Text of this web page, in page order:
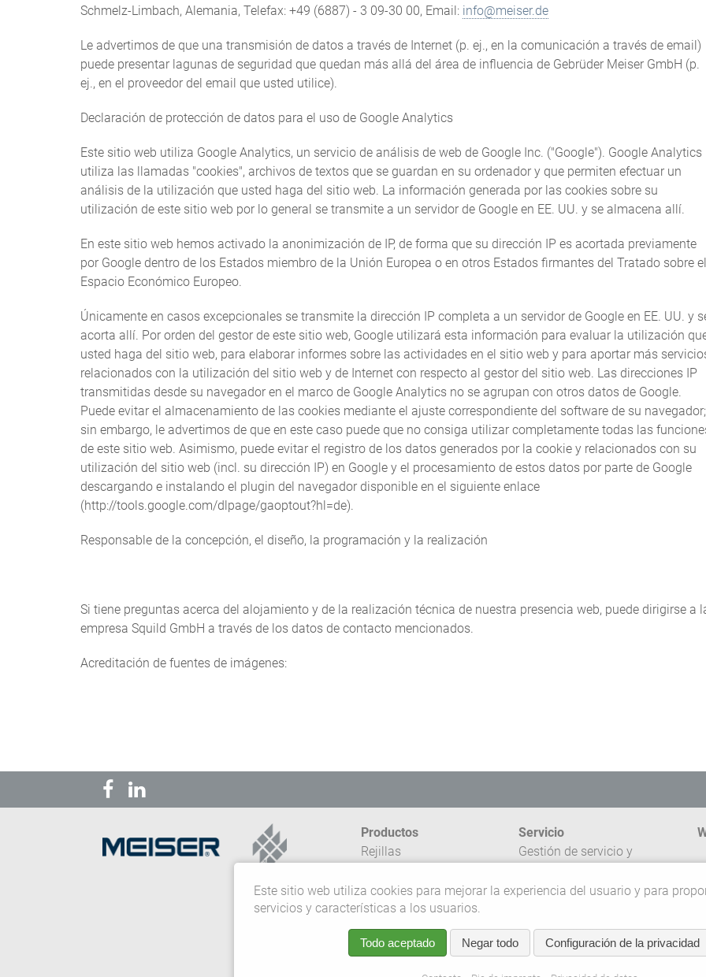
Schmelz-Limbach, Alemania, Telefax: +49 (6887) - 3 09-30 00, Email: info@meiser.de
Le advertimos de que una transmisión de datos a través de Internet (p. ej., en la comunicación a través de email)
puede presentar lagunas de seguridad que quedan más allá del área de influencia de Gebrüder Meiser GmbH (p.
ej., en el proveedor del email que usted utilice).
Declaración de protección de datos para el uso de Google Analytics
Este sitio web utiliza Google Analytics, un servicio de análisis de web de Google Inc. ("Google"). Google Analytics
utiliza las llamadas "cookies", archivos de textos que se guardan en su ordenador y que permiten efectuar un
análisis de la utilización que usted haga del sitio web. La información generada por las cookies sobre su
utilización de este sitio web por lo general se transmite a un servidor de Google en EE. UU. y se almacena allí.
En este sitio web hemos activado la anonimización de IP, de forma que su dirección IP es acortada previamente
por Google dentro de los Estados miembro de la Unión Europea o en otros Estados firmantes del Tratado sobre el
Espacio Económico Europeo.
Únicamente en casos excepcionales se transmite la dirección IP completa a un servidor de Google en EE. UU. y
acorta allí. Por orden del gestor de este sitio web, Google utilizará esta información para evaluar la utilización
usted haga del sitio web, para elaborar informes sobre las actividades en el sitio web y para aportar más
relacionados con la utilización del sitio web y de Internet con respecto al gestor del sitio web. Las direcciones IP
transmitidas desde su navegador en el marco de Google Analytics no se agrupan con otros datos de Google.
Puede evitar el almacenamiento de las cookies mediante el ajuste correspondiente del software de su navegador;
sin embargo, le advertimos de que en este caso puede que no consiga utilizar completamente todas las
de este sitio web. Asimismo, puede evitar el registro de los datos generados por la cookie y relacionados con su
utilización del sitio web (incl. su dirección IP) en Google y el procesamiento de estos datos por parte de Google
descargando e instalando el plugin del navegador disponible en el siguiente enlace
(http://tools.google.com/dlpage/gaoptout?hl=de).
Responsable de la concepción, el diseño, la programación y la realización
Si tiene preguntas acerca del alojamiento y de la realización técnica de nuestra presencia web, puede dirigirse a
empresa Squild GmbH a través de los datos de contacto mencionados.
Acreditación de fuentes de imágenes:
Productos
Rejillas
Sistemas en PRFV
Servicio
Gestión de servicio y
Servicio exprés
Competencias de
planificación
Este sitio web utiliza cookies para mejorar la experiencia del usuario y para
servicios y características a los usuarios.
Todo aceptado Negar todo Configuración de la privacidad